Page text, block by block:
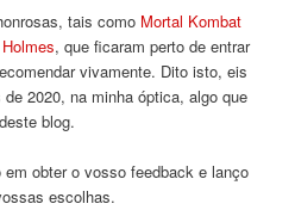
tais como Mortal Kombat
, que ficaram perto de entrar
vivamente. Dito isto, eis
2020, na minha óptica, algo que
blog.
obter o vosso feedback e lanço
escolhas.